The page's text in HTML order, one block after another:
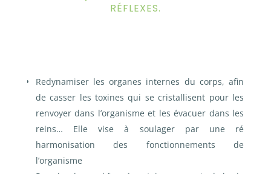
RÉFLEXES.
Redynamiser les organes internes du corps, afin
de casser les toxines qui se cristallisent pour les
renvoyer dans l’organisme et les évacuer dans les
reins… Elle vise à soulager par une ré
harmonisation des fonctionnements de
l’organisme